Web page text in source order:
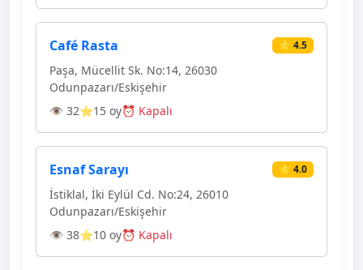
Café Rasta ⭐ 4.5
Paşa, Mücellit Sk. No:14, 26030
Odunpazarı/Eskişehir
👁 32⭐15 oy⏰ Kapalı
Esnaf Sarayı ⭐ 4.0
İstiklal, İki Eylül Cd. No:24, 26010
Odunpazarı/Eskişehir
👁 38⭐10 oy⏰ Kapalı